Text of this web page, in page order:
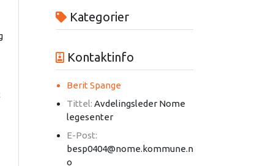
Kategorier
Kontaktinfo
Berit Spange
Tittel: Avdelingsleder Nome
legesenter
E-Post:
besp0404@nome.kommune.n
o